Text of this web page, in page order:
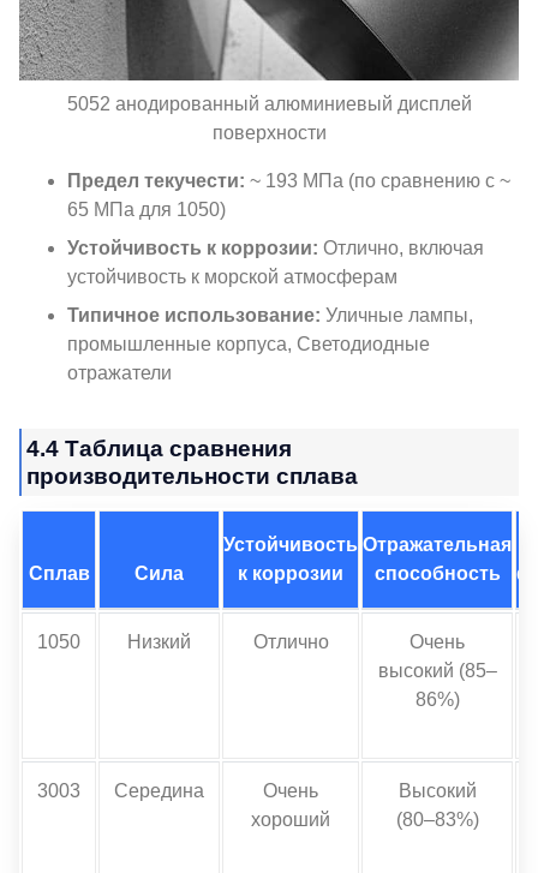
5052 анодированный алюминиевый дисплей
поверхности
Предел текучести: ~ 193 МПа (по сравнению с ~
65 МПа для 1050)
Устойчивость к коррозии: Отлично, включая
устойчивость к морской атмосферам
Типичное использование: Уличные лампы,
промышленные корпуса, Светодиодные
отражатели
4.4 Таблица сравнения
производительности сплава
Сплав Сила
Устойчивость
к коррозии
Отражательная
способность
1050 Низкий Отлично
Очень
высокий (85–
86%)
3003 Середина
Очень
хороший
Высокий
(80–83%)